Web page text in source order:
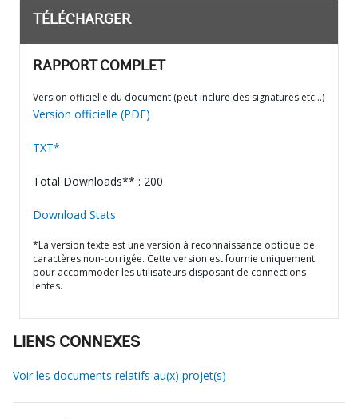
TÉLÉCHARGER
RAPPORT COMPLET
Version officielle du document (peut inclure des signatures etc…)
Version officielle (PDF)
TXT*
Total Downloads** : 200
Download Stats
*La version texte est une version à reconnaissance optique de
caractères non-corrigée. Cette version est fournie uniquement
pour accommoder les utilisateurs disposant de connections
lentes.
LIENS CONNEXES
Voir les documents relatifs au(x) projet(s)